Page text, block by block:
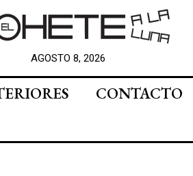
AGOSTO 8, 2026
CONTACTO